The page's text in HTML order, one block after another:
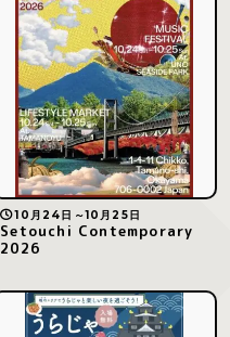
10月24日～10月25日
Setouchi Contemporary
2026